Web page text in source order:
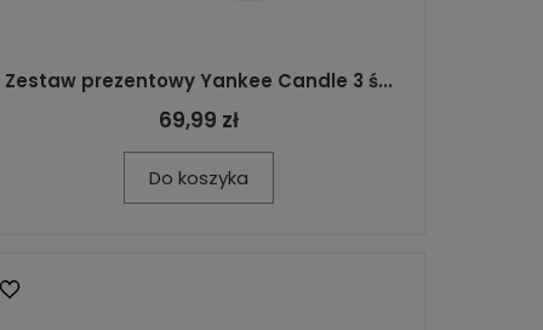
Zestaw prezentowy Yankee Candle 3 ś...
69,99 zł
Do koszyka